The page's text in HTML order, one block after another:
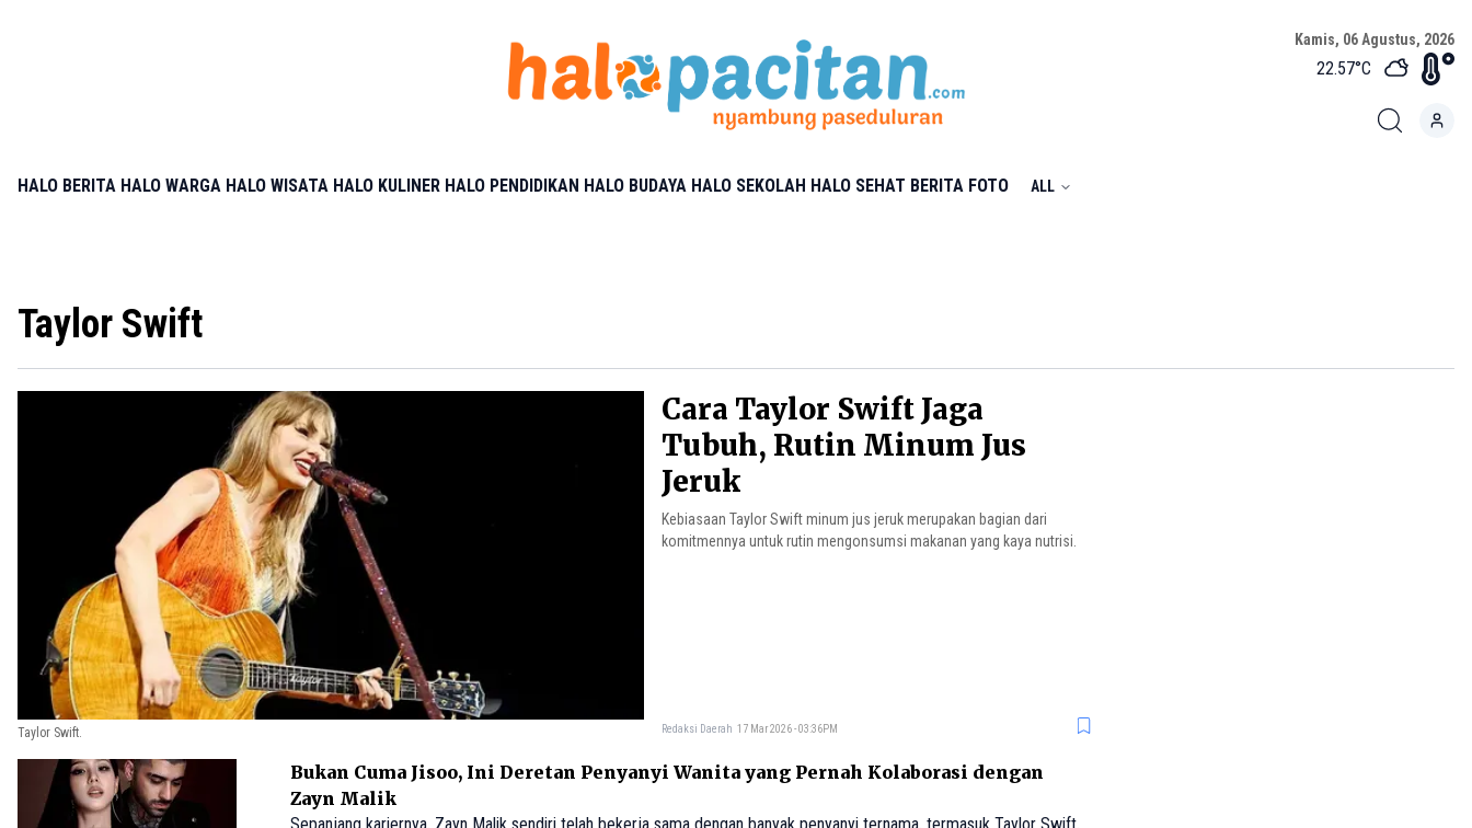
Kamis, 06 Agustus, 2026
22.57°C
HALO BERITA HALO WARGA HALO WISATA HALO KULINER HALO PENDIDIKAN HALO BUDAYA HALO SEKOLAH HALO SEHAT BERITA FOTO ALL
Taylor Swift
Cara Taylor Swift Jaga
Tubuh, Rutin Minum Jus
Jeruk
Kebiasaan Taylor Swift minum jus jeruk merupakan bagian dari
komitmennya untuk rutin mengonsumsi makanan yang kaya nutrisi.
Redaksi Daerah 17 Mar 2026 - 03:36PM
Taylor Swift.
Bukan Cuma Jisoo, Ini Deretan Penyanyi Wanita yang Pernah Kolaborasi dengan
Zayn Malik